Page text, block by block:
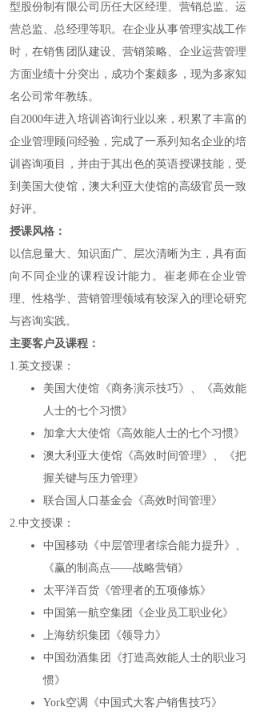
型股份制有限公司历任大区经理、营销总监、运
营总监、总经理等职。在企业从事管理实战工作
时，在销售团队建设、营销策略、企业运营管理
方面业绩十分突出，成功个案颇多，现为多家知
名公司常年教练。
自2000年进入培训咨询行业以来，积累了丰富的
企业管理顾问经验，完成了一系列知名企业的培
训咨询项目，并由于其出色的英语授课技能，受
到美国大使馆，澳大利亚大使馆的高级官员一致
好评。
授课风格：
以信息量大、知识面广、层次清晰为主，具有面
向不同企业的课程设计能力。崔老师在企业管
理、性格学、营销管理领域有较深入的理论研究
与咨询实践。
主要客户及课程：
1.英文授课：
美国大使馆《商务演示技巧》、《高效能
人士的七个习惯》
加拿大大使馆《高效能人士的七个习惯》
澳大利亚大使馆《高效时间管理》、《把
握关键与压力管理》
联合国人口基金会《高效时间管理》
2.中文授课：
中国移动《中层管理者综合能力提升》、
《赢的制高点――战略营销》
太平洋百货《管理者的五项修炼》
中国第一航空集团《企业员工职业化》
上海纺织集团《领导力》
中国劲酒集团《打造高效能人士的职业习
惯》
York空调《中国式大客户销售技巧》